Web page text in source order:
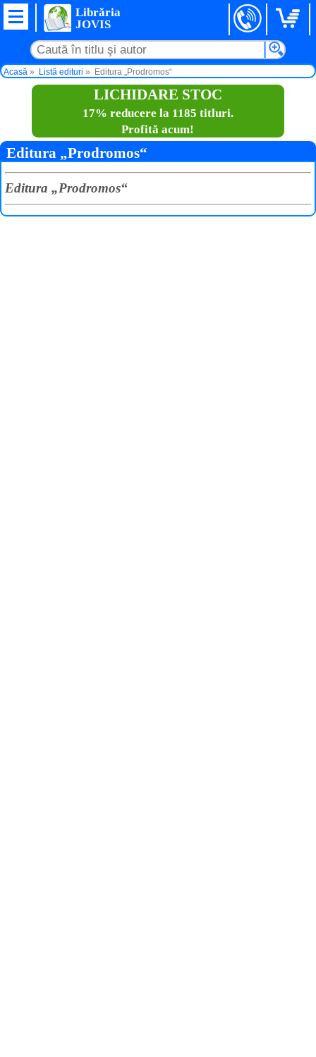
Librăria
JOVIS
Acasă Listă edituri Editura „Prodromos“
LICHIDARE STOC
17% reducere la 1185 titluri.
Profită acum!
Editura „Prodromos“
Editura „Prodromos“